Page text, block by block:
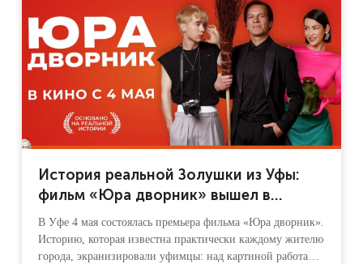
История реальной Золушки из Уфы:
фильм «Юра дворник» вышел в
прокат
В Уфе 4 мая состоялась премьера фильма «Юра дворник».
Историю, которая известна практически каждому жителю
города, экранизировали уфимцы: над картиной работали